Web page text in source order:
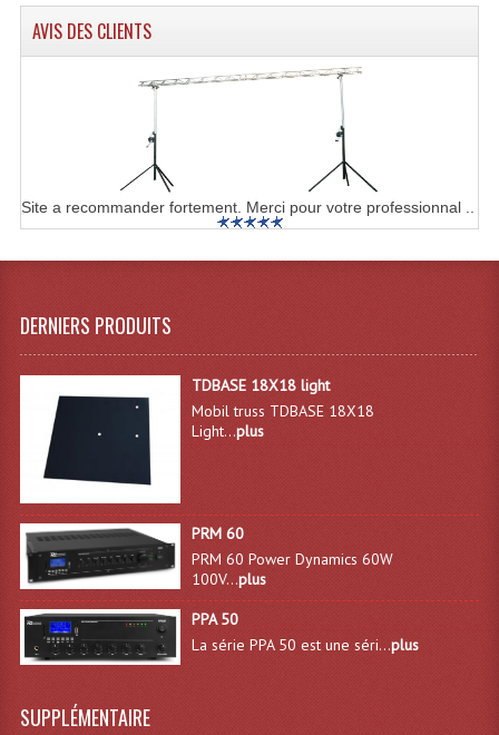
Enceintes Monitoring
Haut-Parleurs Moteurs Tweeters Filtres
Haut Parleurs Sono
Moteurs Pavillons Pour Enceinte
Tweeters Pour Enceintes
Lecteurs Audio & Sources
Lecteurs Cd À Plats
Lecteurs Cd À Plats Lecteur MP3
Lecteurs Double Cd Mixage Intégrée
Lecteurs Double Cd MP3
AVIS DES CLIENTS
Site a recommander fortement. Merci pour votre professionnal ..
DERNIERS PRODUITS
TDBASE 18X18 light
Mobil truss TDBASE 18X18
Light...plus
PRM 60
PRM 60 Power Dynamics 60W
100V...plus
PPA 50
La série PPA 50 est une séri...plus
SUPPLÉMENTAIRE